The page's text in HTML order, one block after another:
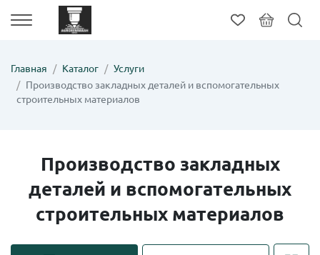
Главная Каталог
Услуги
Производство закладных деталей и вспомогательных
строительных материалов
Производство закладных
деталей и вспомогательных
строительных материалов